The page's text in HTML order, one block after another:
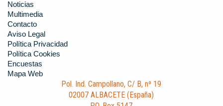
Noticias
Multimedia
Contacto
Aviso Legal
Política Privacidad
Política Cookies
Encuestas
Mapa Web
Pol. Ind. Campollano, C/ B, nº 19
02007 ALBACETE (España)